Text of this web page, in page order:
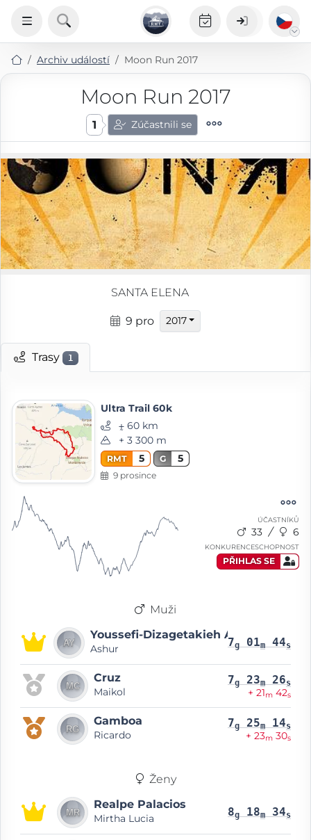
Archiv událostí Moon Run 2017
Moon Run 2017
1 Zúčastnili se
SANTA ELENA
9 pro 2017
Trasy 1
Ultra Trail 60k
⨦ 60 km
+ 3 300 m
RMT 5 G 5
9 prosince
ÚČASTNÍKŮ
33 6
KONKURENCESCHOPNOST
PŘIHLAS SE
Muži
Youssefi-Dizagetakieh Arce
Ashur 7g 01m 44s
Cruz
Maikol
7g 23m 26s
+ 21m 42s
Gamboa
Ricardo
7g 25m 14s
+ 23m 30s
Ženy
Realpe Palacios
Mirtha Lucia 8g 18m 34s